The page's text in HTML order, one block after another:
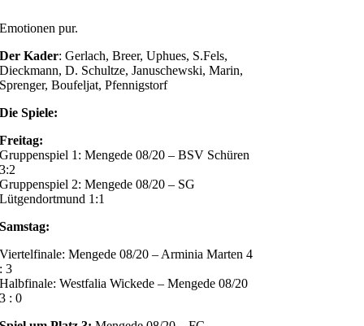
Emotionen pur.
Der Kader: Gerlach, Breer, Uphues, S.Fels,
Dieckmann, D. Schultze, Januschewski, Marin,
Sprenger, Boufeljat, Pfennigstorf
Die Spiele:
Freitag:
Gruppenspiel 1: Mengede 08/20 – BSV Schüren
3:2
Gruppenspiel 2: Mengede 08/20 – SG
Lütgendortmund 1:1
Samstag:
Viertelfinale: Mengede 08/20 – Arminia Marten 4
: 3
Halbfinale: Westfalia Wickede – Mengede 08/20
3 : 0